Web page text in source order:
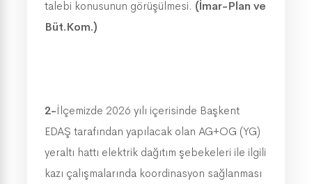
talebi konusunun görüşülmesi. (İmar-Plan ve
Büt.Kom.)
2-İlçemizde 2026 yılı içerisinde Başkent
EDAŞ tarafından yapılacak olan AG+OG (YG)
yeraltı hattı elektrik dağıtım şebekeleri ile ilgili
kazı çalışmalarında koordinasyon sağlanması